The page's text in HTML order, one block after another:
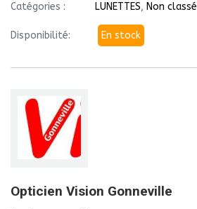
Catégories : LUNETTES, Non classé
Disponibilité: En stock
Opticien Vision Gonneville